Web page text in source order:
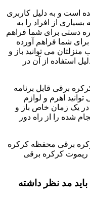
است و به دلیل کاربری
از افراد را به
دستی برای شما فراهم
شما فراهم آورده
می توانید باز و
استفاده از آن در
برقی قابل برنامه
اهرم و لوازم
در یک زمان خاص باز و
شده را از راه دور
برقی محفظه کرکره
کرکره برقی
مد نظر داشته